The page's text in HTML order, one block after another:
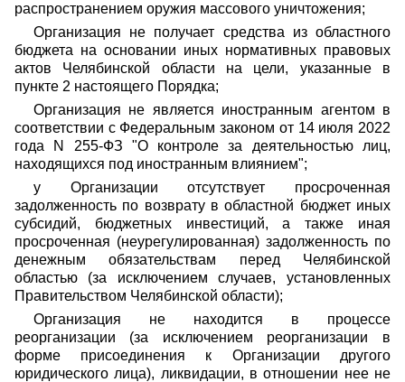
распространением оружия массового уничтожения;
Организация не получает средства из областного
бюджета на основании иных нормативных правовых
актов Челябинской области на цели, указанные в
пункте 2 настоящего Порядка;
Организация не является иностранным агентом в
соответствии с Федеральным законом от 14 июля 2022
года N 255-ФЗ "О контроле за деятельностью лиц,
находящихся под иностранным влиянием";
у Организации отсутствует просроченная
задолженность по возврату в областной бюджет иных
субсидий, бюджетных инвестиций, а также иная
просроченная (неурегулированная) задолженность по
денежным обязательствам перед Челябинской
областью (за исключением случаев, установленных
Правительством Челябинской области);
Организация не находится в процессе
реорганизации (за исключением реорганизации в
форме присоединения к Организации другого
юридического лица), ликвидации, в отношении нее не